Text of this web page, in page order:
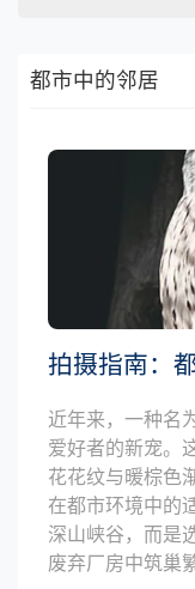
都市中的邻居
拍摄指南：
近年来，一种名
爱好者的新宠。
花花纹与暖棕色
在都市环境中的
深山峡谷，而是
废弃厂房中筑巢